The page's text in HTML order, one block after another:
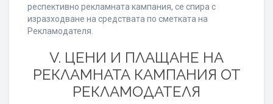
респективно рекламната кампания, се спира с
изразходване на средствата по сметката на
Рекламодателя.
V. ЦЕНИ И ПЛАЩАНЕ НА
РЕКЛАМНАТА КАМПАНИЯ ОТ
РЕКЛАМОДАТЕЛЯ